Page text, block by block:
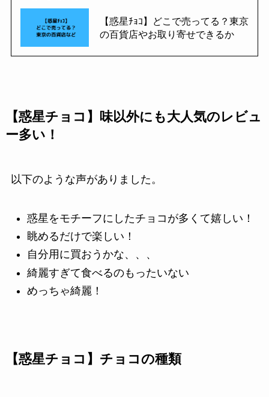
【惑星ﾁｮｺ】どこで売ってる？東京
の百貨店やお取り寄せできるか
【惑星チョコ】味以外にも大人気のレビュ
ー多い！
以下のような声がありました。
惑星をモチーフにしたチョコが多くて嬉しい！
眺めるだけで楽しい！
自分用に買おうかな、、、
綺麗すぎて食べるのもったいない
めっちゃ綺麗！
【惑星チョコ】チョコの種類